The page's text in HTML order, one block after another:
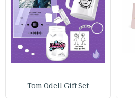
Tom Odell Gift Set